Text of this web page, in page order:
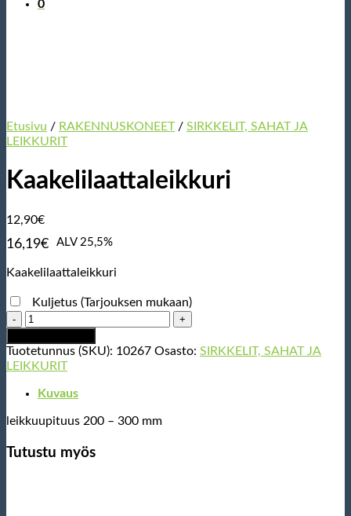
0
Etusivu / RAKENNUSKONEET / SIRKKELIT, SAHAT JA
LEIKKURIT
Kaakelilaattaleikkuri
12,90€
16,19€ ALV 25,5%
Kaakelilaattaleikkuri
Kuljetus (Tarjouksen mukaan)
Kaakelilaattaleikkuri
määrä
Tuotetunnus (SKU): 10267 Osasto: SIRKKELIT, SAHAT JA
LEIKKURIT
Kuvaus
leikkuupituus 200 – 300 mm
Tutustu myös